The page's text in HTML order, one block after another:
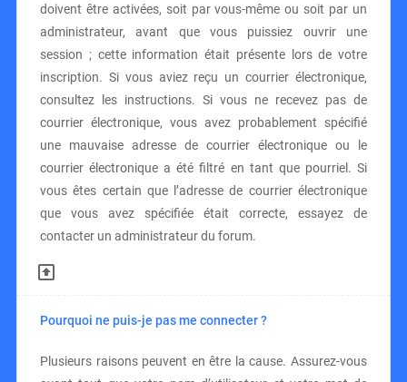
doivent être activées, soit par vous-même ou soit par un
administrateur, avant que vous puissiez ouvrir une
session ; cette information était présente lors de votre
inscription. Si vous aviez reçu un courrier électronique,
consultez les instructions. Si vous ne recevez pas de
courrier électronique, vous avez probablement spécifié
une mauvaise adresse de courrier électronique ou le
courrier électronique a été filtré en tant que pourriel. Si
vous êtes certain que l’adresse de courrier électronique
que vous avez spécifiée était correcte, essayez de
contacter un administrateur du forum.
Pourquoi ne puis-je pas me connecter ?
Plusieurs raisons peuvent en être la cause. Assurez-vous